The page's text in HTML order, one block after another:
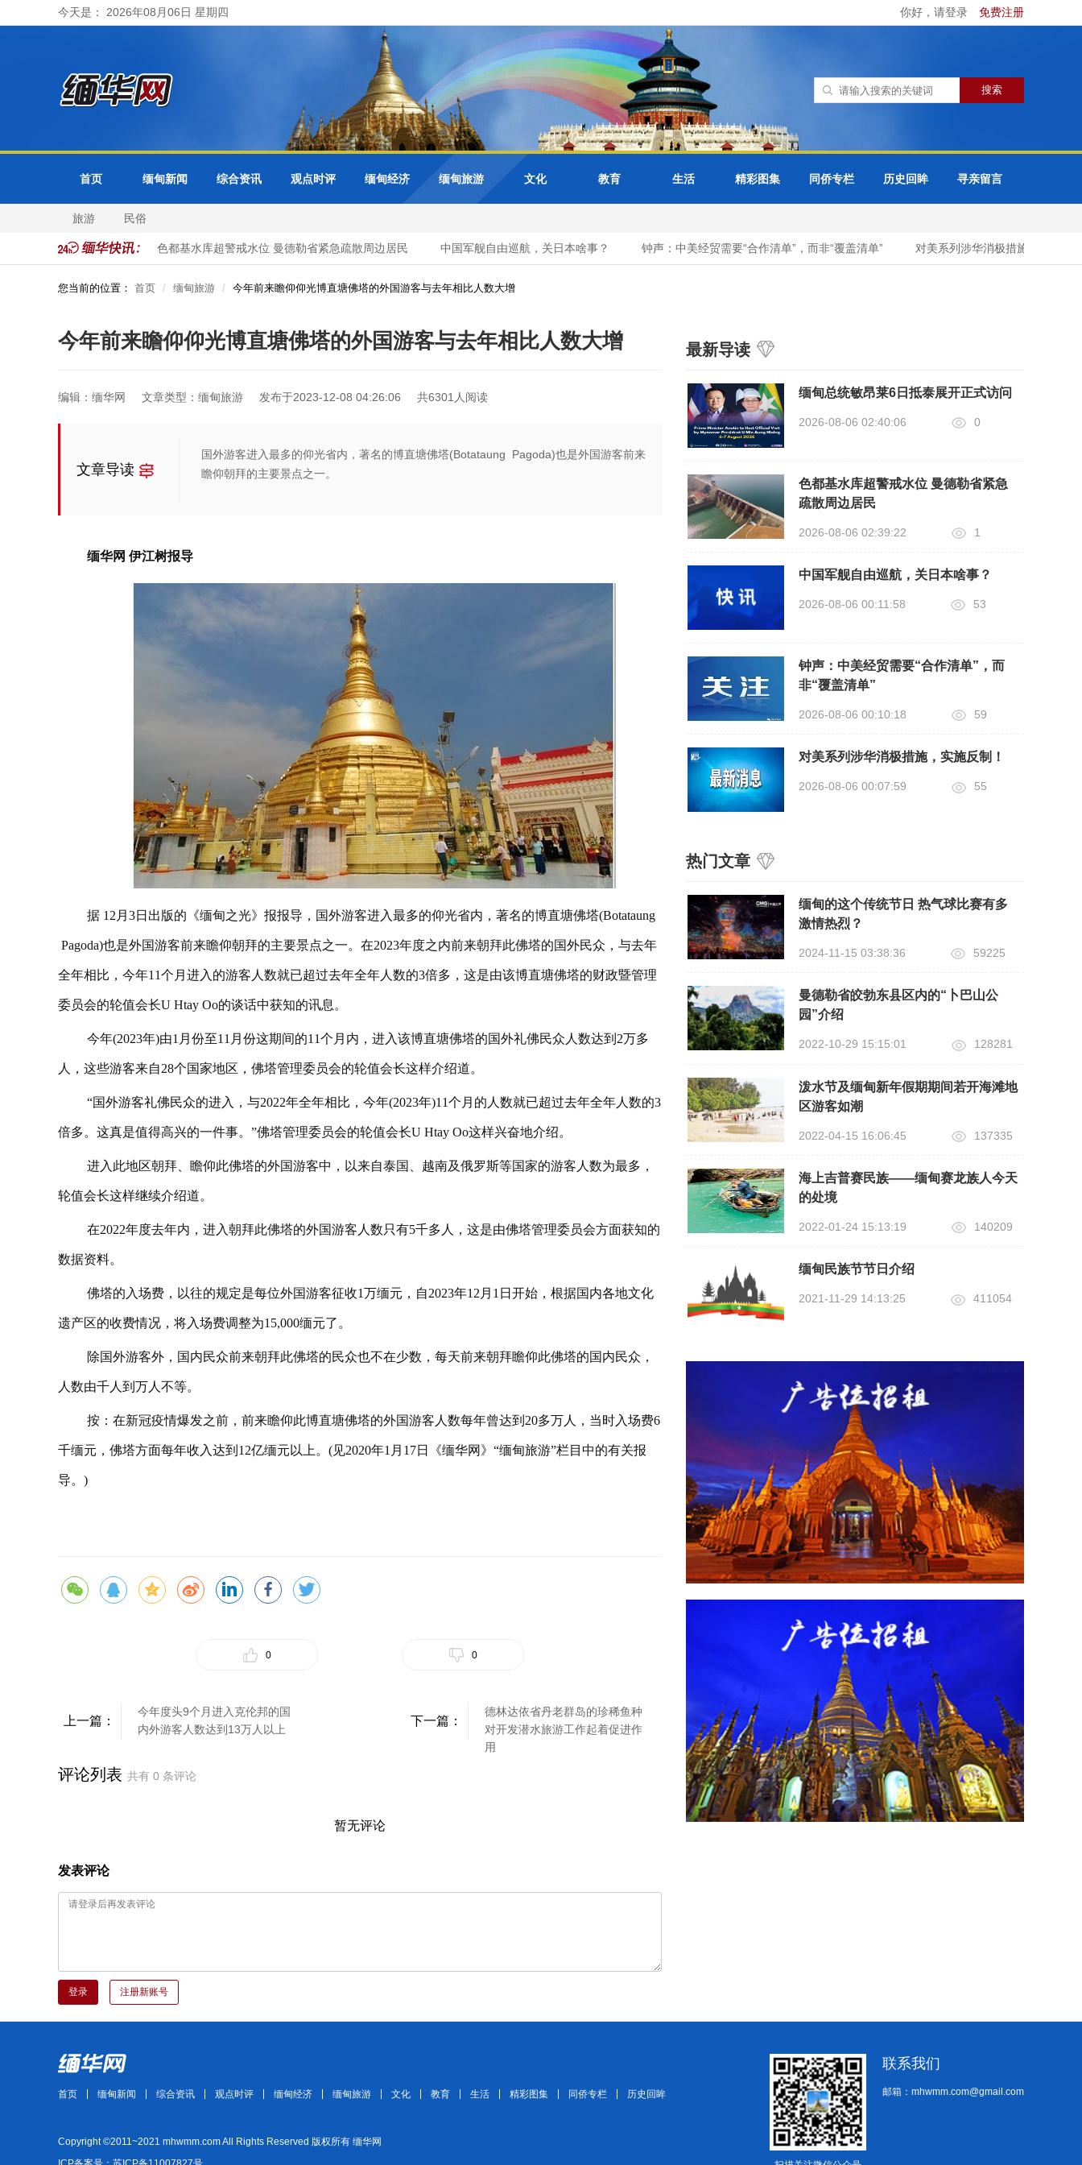
今天是： 2026年08月06日 星期四 你好，请登录 免费注册
首页 缅甸新闻 综合资讯 观点时评 缅甸经济 缅甸旅游 文化 教育 生活 精彩图集 同侨专栏 历史回眸 寻亲留言
旅游 民俗
6日抵泰展开正式访问 色都基水库超警戒水位 曼德勒省紧急疏散周边居民 中国军舰自由巡航，关日本啥事？ 钟声：中美经贸需要“合作清单”，而非“覆盖清单” 对美系列涉华消极措施，实施反制
您当前的位置： 首页 缅甸旅游 今年前来瞻仰仰光博直塘佛塔的外国游客与去年相比人数大增
今年前来瞻仰仰光博直塘佛塔的外国游客与去年相比人数大增
编辑：缅华网 文章类型：缅甸旅游 发布于2023-12-08 04:26:06 共6301人阅读
文章导读
国外游客进入最多的仰光省内，著名的博直塘佛塔(Botataung Pagoda)也是外国游客前来
瞻仰朝拜的主要景点之一。
缅华网 伊江树报导
据 12月3日出版的《缅甸之光》报报导，国外游客进入最多的仰光省内，著名的博直塘佛塔(Botataung
Pagoda)也是外国游客前来瞻仰朝拜的主要景点之一。在2023年度之内前来朝拜此佛塔的国外民众，与去年
全年相比，今年11个月进入的游客人数就已超过去年全年人数的3倍多，这是由该博直塘佛塔的财政暨管理
委员会的轮值会长U Htay Oo的谈话中获知的讯息。
今年(2023年)由1月份至11月份这期间的11个月内，进入该博直塘佛塔的国外礼佛民众人数达到2万多
人，这些游客来自28个国家地区，佛塔管理委员会的轮值会长这样介绍道。
“国外游客礼佛民众的进入，与2022年全年相比，今年(2023年)11个月的人数就已超过去年全年人数的3
倍多。这真是值得高兴的一件事。”佛塔管理委员会的轮值会长U Htay Oo这样兴奋地介绍。
进入此地区朝拜、瞻仰此佛塔的外国游客中，以来自泰国、越南及俄罗斯等国家的游客人数为最多，
轮值会长这样继续介绍道。
在2022年度去年内，进入朝拜此佛塔的外国游客人数只有5千多人，这是由佛塔管理委员会方面获知的
数据资料。
佛塔的入场费，以往的规定是每位外国游客征收1万缅元，自2023年12月1日开始，根据国内各地文化
遗产区的收费情况，将入场费调整为15,000缅元了。
除国外游客外，国内民众前来朝拜此佛塔的民众也不在少数，每天前来朝拜瞻仰此佛塔的国内民众，
人数由千人到万人不等。
按：在新冠疫情爆发之前，前来瞻仰此博直塘佛塔的外国游客人数每年曾达到20多万人，当时入场费6
千缅元，佛塔方面每年收入达到12亿缅元以上。(见2020年1月17日《缅华网》“缅甸旅游”栏目中的有关报
导。)
0 0
上一篇：
今年度头9个月进入克伦邦的国
内外游客人数达到13万人以上
下一篇：
德林达依省丹老群岛的珍稀鱼种
对开发潜水旅游工作起着促进作
用
评论列表 共有 0 条评论
暂无评论
发表评论
登录 注册新账号
最新导读
缅甸总统敏昂莱6日抵泰展开正式访问
2026-08-06 02:40:06 0
色都基水库超警戒水位 曼德勒省紧急
疏散周边居民
2026-08-06 02:39:22 1
中国军舰自由巡航，关日本啥事？
2026-08-06 00:11:58 53
钟声：中美经贸需要“合作清单”，而
非“覆盖清单”
2026-08-06 00:10:18 59
对美系列涉华消极措施，实施反制！
2026-08-06 00:07:59 55
热门文章
缅甸的这个传统节日 热气球比赛有多
激情热烈？
2024-11-15 03:38:36 59225
曼德勒省皎勃东县区内的“卜巴山公
园”介绍
2022-10-29 15:15:01 128281
泼水节及缅甸新年假期期间若开海滩地
区游客如潮
2022-04-15 16:06:45 137335
海上吉普赛民族——缅甸赛龙族人今天
的处境
2022-01-24 15:13:19 140209
缅甸民族节节日介绍
2021-11-29 14:13:25 411054
首页 缅甸新闻 综合资讯 观点时评 缅甸经济 缅甸旅游 文化 教育 生活 精彩图集 同侨专栏 历史回眸
Copyright ©2011~2021 mhwmm.com All Rights Reserved 版权所有 缅华网
联系我们
邮箱：mhwmm.com@gmail.com